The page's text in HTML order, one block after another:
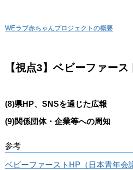
WEラブ赤ちゃんプロジェクトの概要
【視点3】ベビーファー
(8)県HP、SNSを通じた広報
(9)関係団体・企業等への周知
参考
ベビーファーストHP（日本青年会